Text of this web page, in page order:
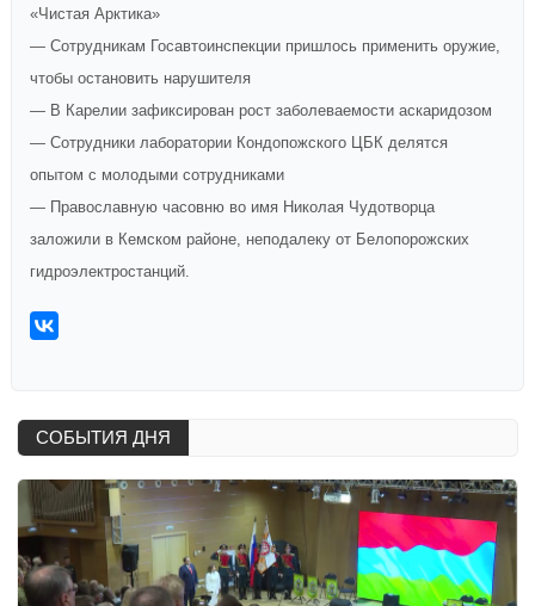
«Чистая Арктика»
— Сотрудникам Госавтоинспекции пришлось применить оружие,
чтобы остановить нарушителя
— В Карелии зафиксирован рост заболеваемости аскаридозом
— Сотрудники лаборатории Кондопожского ЦБК делятся
опытом с молодыми сотрудниками
— Православную часовню во имя Николая Чудотворца
заложили в Кемском районе, неподалеку от Белопорожских
гидроэлектростанций.
СОБЫТИЯ ДНЯ